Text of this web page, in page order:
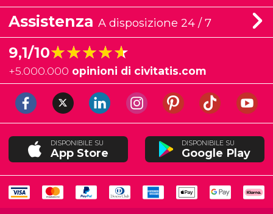
Assistenza A disposizione 24 / 7
9,1/10★★★★★
★★★★★
+5.000.000 opinioni di civitatis.com
DISPONIBILE SU
App Store
DISPONIBILE SU
Google Play